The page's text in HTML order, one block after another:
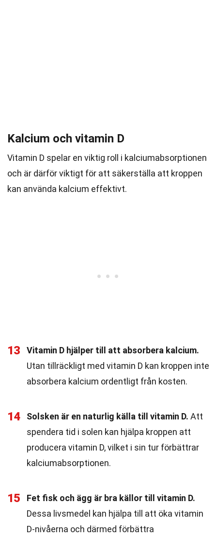
Kalcium och vitamin D
Vitamin D spelar en viktig roll i kalciumabsorptionen
och är därför viktigt för att säkerställa att kroppen
kan använda kalcium effektivt.
13
Vitamin D hjälper till att absorbera kalcium.
Utan tillräckligt med vitamin D kan kroppen inte
absorbera kalcium ordentligt från kosten.
14 Solsken är en naturlig källa till vitamin D. Att
spendera tid i solen kan hjälpa kroppen att
producera vitamin D, vilket i sin tur förbättrar
kalciumabsorptionen.
15
Fet fisk och ägg är bra källor till vitamin D.
Dessa livsmedel kan hjälpa till att öka vitamin
D-nivåerna och därmed förbättra